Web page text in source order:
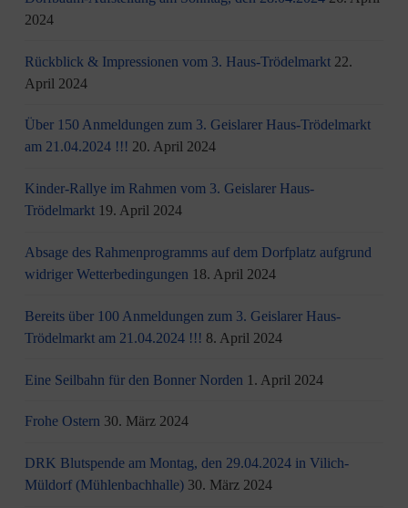
2024
Rückblick & Impressionen vom 3. Haus-Trödelmarkt 22.
April 2024
Über 150 Anmeldungen zum 3. Geislarer Haus-Trödelmarkt
am 21.04.2024 !!! 20. April 2024
Kinder-Rallye im Rahmen vom 3. Geislarer Haus-
Trödelmarkt 19. April 2024
Absage des Rahmenprogramms auf dem Dorfplatz aufgrund
widriger Wetterbedingungen 18. April 2024
Bereits über 100 Anmeldungen zum 3. Geislarer Haus-
Trödelmarkt am 21.04.2024 !!! 8. April 2024
Eine Seilbahn für den Bonner Norden 1. April 2024
Frohe Ostern 30. März 2024
DRK Blutspende am Montag, den 29.04.2024 in Vilich-
Müldorf (Mühlenbachhalle) 30. März 2024